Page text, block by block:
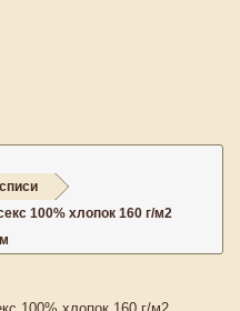
100% хлопок 160 г/м2